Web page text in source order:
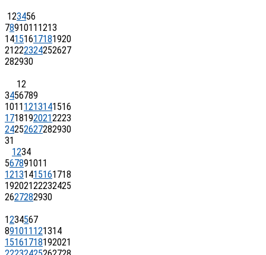
123456
78910111213
14151617181920
21222324252627
282930
12
3456789
10111213141516
17181920212223
24252627282930
31
1234
567891011
12131415161718
19202122232425
2627282930
1234567
891011121314
15161718192021